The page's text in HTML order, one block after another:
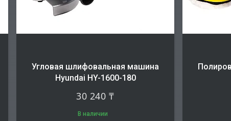
Угловая шлифовальная машина
Hyundai HY-1600-180
30 240 ₸
В наличии